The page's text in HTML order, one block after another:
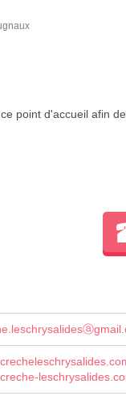
point d'accueil afin